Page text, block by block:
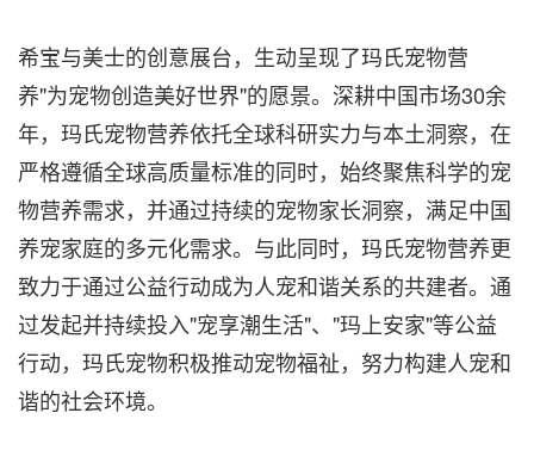
希宝与美士的创意展台，生动呈现了玛氏宠物营
养"为宠物创造美好世界"的愿景。深耕中国市场30余
年，玛氏宠物营养依托全球科研实力与本土洞察，在
严格遵循全球高质量标准的同时，始终聚焦科学的宠
物营养需求，并通过持续的宠物家长洞察，满足中国
养宠家庭的多元化需求。与此同时，玛氏宠物营养更
致力于通过公益行动成为人宠和谐关系的共建者。通
过发起并持续投入"宠享潮生活"、"玛上安家"等公益
行动，玛氏宠物积极推动宠物福祉，努力构建人宠和
谐的社会环境。